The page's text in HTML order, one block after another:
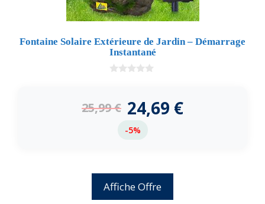
Fontaine Solaire Extérieure de Jardin – Démarrage
Instantané
5
25,99€ 24,69 €
-5%
Affiche Offre